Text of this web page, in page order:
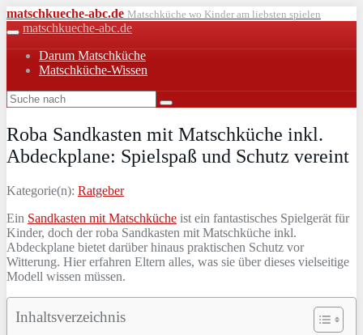
Skip
to
content
matschkueche-abc.de Matschküche wo Kinder am liebsten spielen
Toggle
navigation
matschkueche-abc.de
Darum Matschküche
Matschküche-Wissen
Roba Sandkasten mit Matschküche inkl.
Abdeckplane: Spielspaß und Schutz vereint
Kategorie(n): Ratgeber
Ein Sandkasten mit Matschküche ist ein fantastisches Spielgerät für
Kinder, doch der roba Sandkasten mit Matschküche inkl.
Abdeckplane bietet darüber hinaus praktischen Schutz vor
Witterung. Hier erfahren Eltern alles, was sie über dieses vielseitige
Modell wissen müssen.
Inhaltsverzeichnis